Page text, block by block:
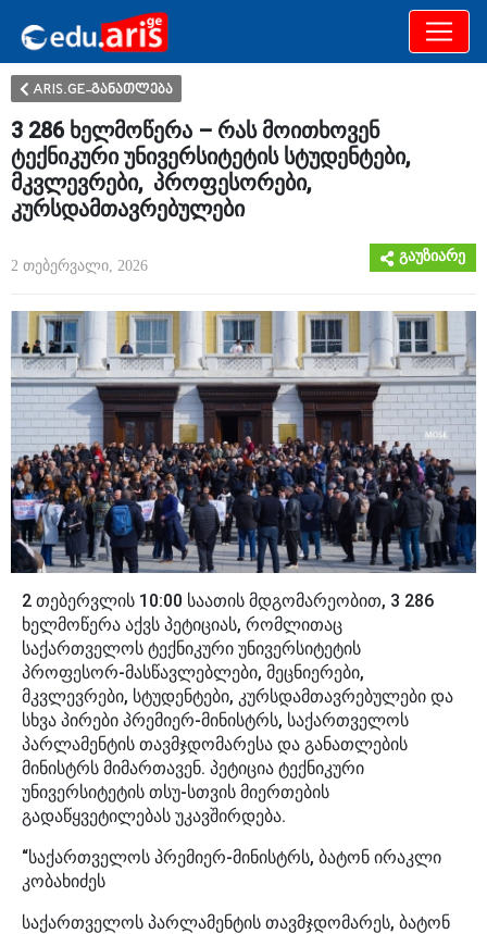
განათლება
ARIS.GE-განათლება
3 286 ხელმოწერა – რას მოითხოვენ
ტექნიკური უნივერსიტეტის სტუდენტები,
მკვლევრები, პროფესორები,
კურსდამთავრებულები
2 თებერვალი, 2026
გაუზიარე
2 თებერვლის 10:00 საათის მდგომარეობით, 3 286
ხელმოწერა აქვს პეტიციას, რომლითაც
საქართველოს ტექნიკური უნივერსიტეტის
პროფესორ-მასწავლებლები, მეცნიერები,
მკვლევრები, სტუდენტები, კურსდამთავრებულები და
სხვა პირები პრემიერ-მინისტრს, საქართველოს
პარლამენტის თავმჯდომარესა და განათლების
მინისტრს მიმართავენ. პეტიცია ტექნიკური
უნივერსიტეტის თსუ-სთვის მიერთების
გადაწყვეტილებას უკავშირდება.
“საქართველოს პრემიერ-მინისტრს, ბატონ ირაკლი
კობახიძეს
საქართველოს პარლამენტის თავმჯდომარეს, ბატონ